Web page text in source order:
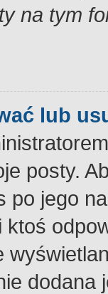
na tym
lub
posty.
po jego
dodana